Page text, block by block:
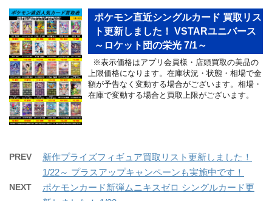
ポケモン直近シングルカード 買取リス
ト更新しました！ VSTARユニバース
～ロケット団の栄光 7/1～
※表示価格はアプリ会員様・店頭買取の美品の
上限価格になります。在庫状況・状態・相場で金
額が予告なく変動する場合がございます。相場・
在庫で変動する場合と買取上限がございます。
PREV
新作プライズフィギュア買取リスト更新しました！
1/22～ プラスアップキャンペーンも実施中です！
NEXT
ポケモンカード新弾ムニキスゼロ シングルカード更